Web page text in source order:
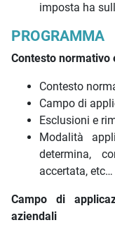
imposta ha
PROGRAMMA
Contesto normativo
Contesto
Campo di
Esclusioni e
Modalità
determina,
accertata, etc…
Campo di
aziendali